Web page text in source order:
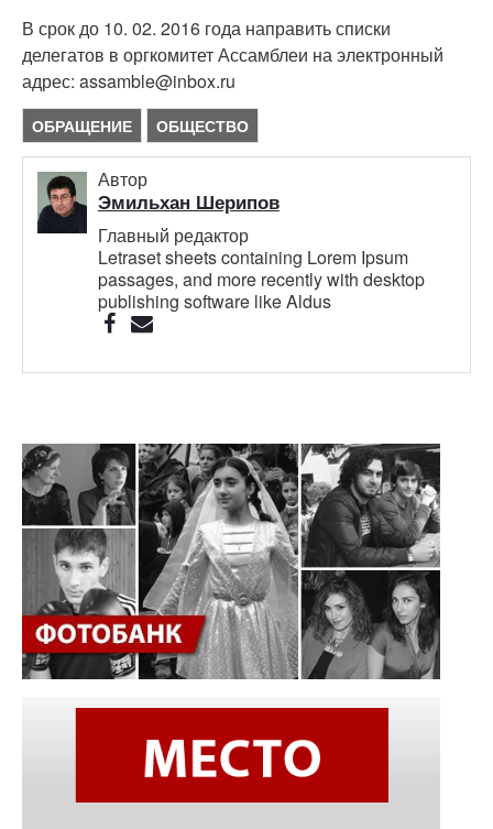
В срок до 10. 02. 2016 года направить списки
делегатов в оргкомитет Ассамблеи на электронный
адрес: assamble@inbox.ru
ОБРАЩЕНИЕ ОБЩЕСТВО
Автор
Эмильхан Шерипов
Главный редактор
Letraset sheets containing Lorem Ipsum
passages, and more recently with desktop
publishing software like Aldus